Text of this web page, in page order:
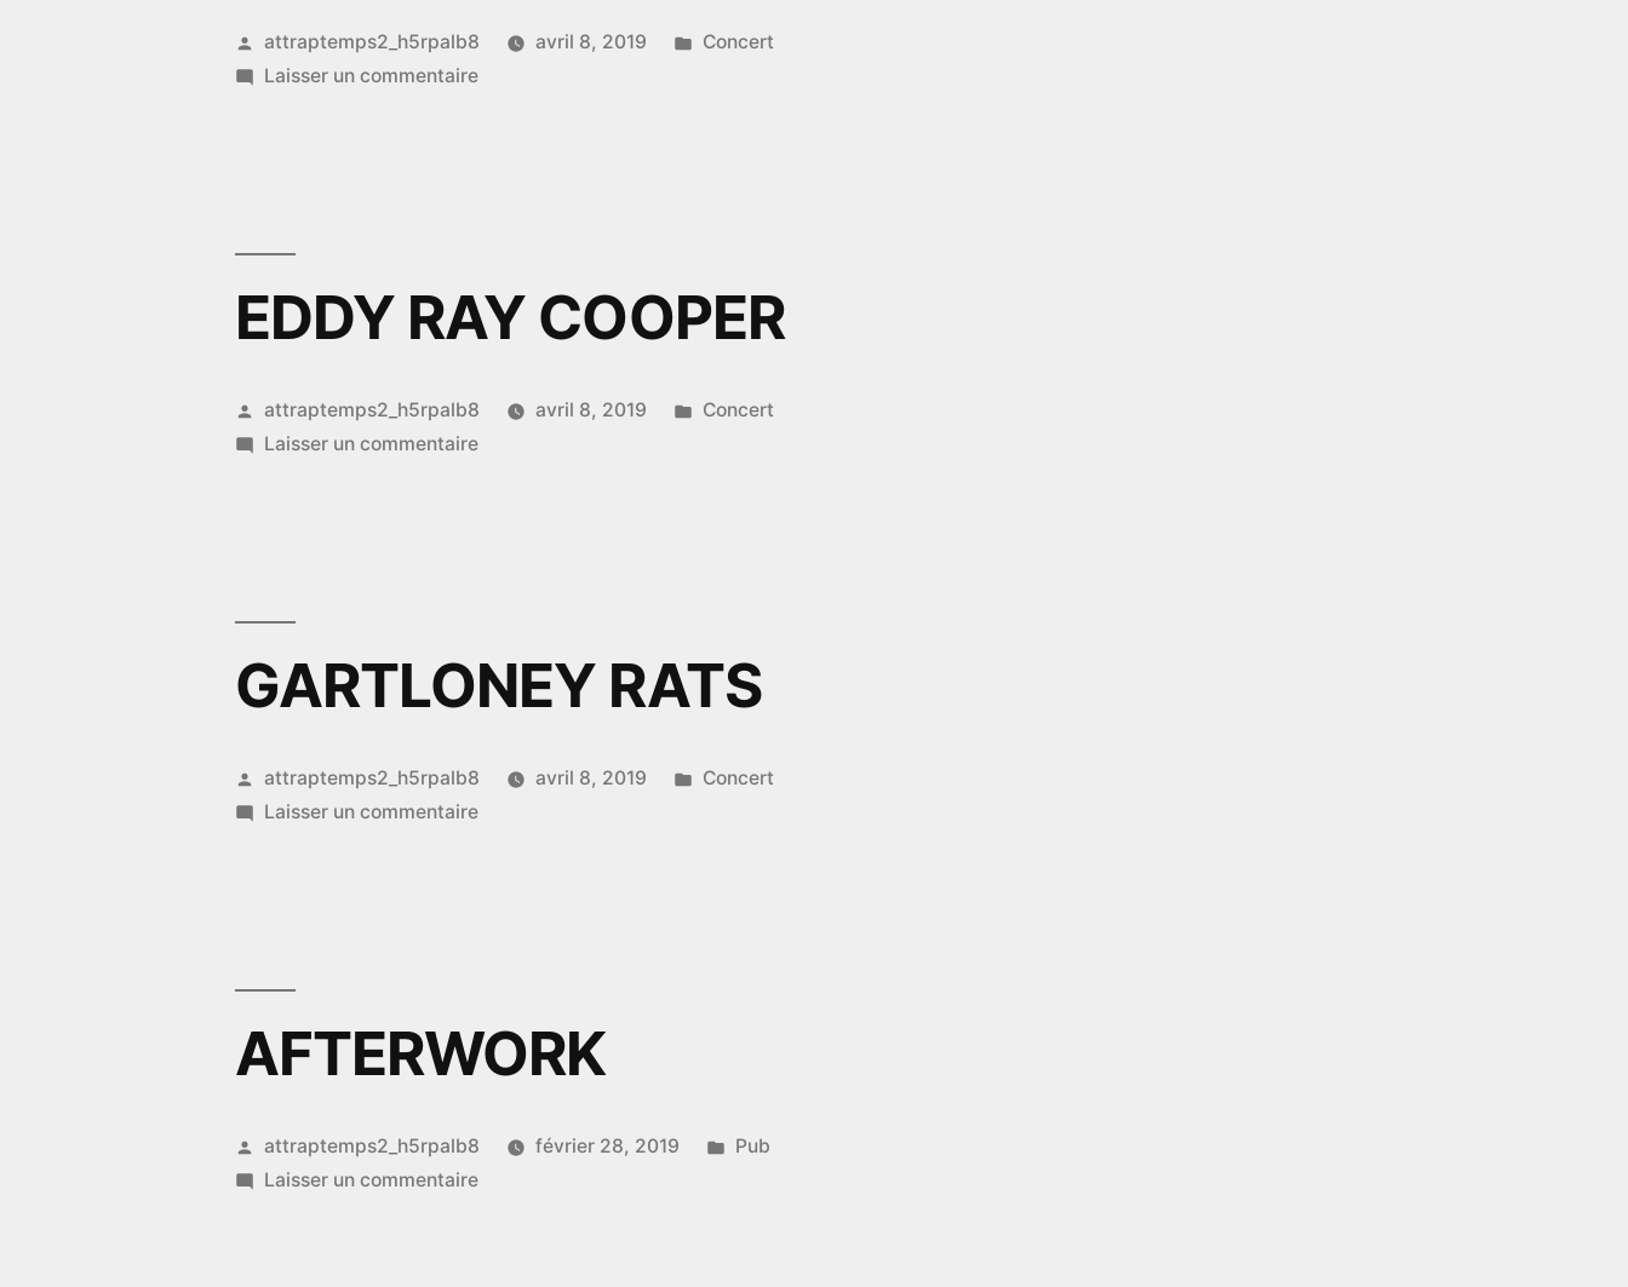
Publié
par
attraptemps2_h5rpalb8 avril 8, 2019
Publié
Concert
Laisser un commentairesur
EDDY RAY COOPER
Publié
par
attraptemps2_h5rpalb8 avril 8, 2019
Publié
Concert
Laisser un commentairesur
GARTLONEY RATS
Publié
par
attraptemps2_h5rpalb8 avril 8, 2019
Publié
Concert
Laisser un commentairesur
AFTERWORK
Publié
par
attraptemps2_h5rpalb8 février 28, 2019
Publié
Pub
Laisser un commentairesur